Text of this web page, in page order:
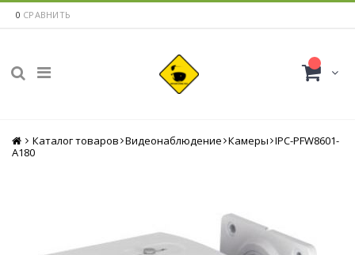
0 СРАВНИТЬ
Главная
Каталог товаров Видеонаблюдение Камеры IPC-PFW8601-
A180